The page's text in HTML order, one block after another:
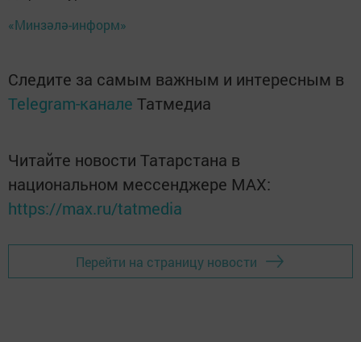
«Минзәлә-информ»
Следите за самым важным и интересным в
Telegram-канале Татмедиа
Читайте новости Татарстана в
национальном мессенджере MАХ:
https://max.ru/tatmedia
Перейти на страницу новости